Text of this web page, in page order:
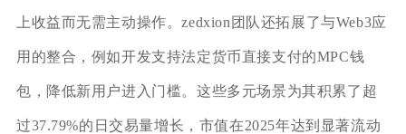
上收益而无需主动操作。zedxion团队还拓展了与Web3应
用的整合，例如开发支持法定货币直接支付的MPC钱
包，降低新用户进入门槛。这些多元场景为其积累了超
过37.79%的日交易量增长，市值在2025年达到显著流动